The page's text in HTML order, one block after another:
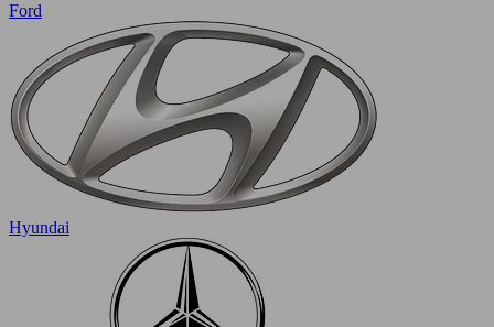
Ford
Hyundai